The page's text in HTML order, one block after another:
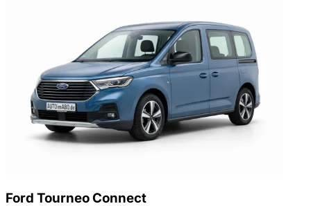
Ford Tourneo Connect